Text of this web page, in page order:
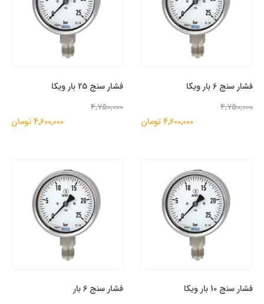
فشار سنج 6 بار ویکا
4,750,000
4,600,000 تومان
فشار سنج 25 بار ویکا
4,750,000
4,600,000 تومان
فشار سنج 10 بار ویکا
فشار سنج 6 بار